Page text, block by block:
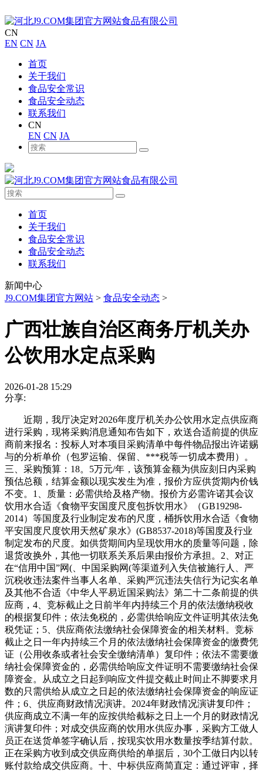
CN
EN CN JA
首页
关于我们
食品安全常识
食品安全动态
联系我们
CN
EN CN JA
首页
关于我们
食品安全常识
食品安全动态
联系我们
新闻中心
J9.COM集团官方网站 > 食品安全动态 >
广西壮族自治区商务厅机关办
公饮用水定点采购
2026-01-28 15:29
分享:
近期，我厅决定对2026年度厅机关办公饮用水定点供应商
进行采购，现将采购消息通知布告如下，欢送合适前提的供应
商前来报名：投标人对本项目采购清单中每件物品报出许诺赐
与的分析单价（包罗运输、保留、***税等一切成本费用）。
三、采购预算：18。5万元/年，该预算金额为供应刻日内采购
预估总额，结算金额以现实发生为准，报价方应供货期内价钱
不变。1、质量：必需供给及格产物。报价方必需许诺其会议
饮用水合适《食物平安国度尺度包拆饮用水》（GB19298-
2014）等国度及行业制定发布的尺度，桶拆饮用水合适《食物
平安国度尺度饮用天然矿泉水》(GB8537-2018)等国度及行业
制定发布的尺度。如供货期间内呈现饮用水的质量等问题，除
退货改换外，其他一切联系关系后果由报价方承担。2、对正
在“信用中国”网(、中国采购网(等渠道列入失信被施行人、严
沉税收违法案件当事人名单、采购严沉违法失信行为记实名单
及其他不合适《中华人平易近国采购法》第二十二条前提的供
应商，4、竞标截止之日前半年内持续三个月的依法缴纳税收
的根据复印件；依法免税的，必需供给响应文件证明其依法免
税凭证；5、供应商依法缴纳社会保障资金的相关材料。竞标
截止之日一年内持续三个月的依法缴纳社会保障资金的缴费凭
证（公用收条或者社会安全缴纳清单）复印件；依法不需要缴
纳社会保障资金的，必需供给响应文件证明不需要缴纳社会保
障资金。从成立之日起到响应文件提交截止时间止不脚要求月
数的只需供给从成立之日起的依法缴纳社会保障资金的响应证
件；6、供应商财政情况演讲。2024年财政情况演讲复印件；
供应商成立不满一年的应按供给截标之日上一个月的财政情况
演讲复印件；对成交供应商的饮用水供应办事，采购方工做人
员正在送货单签字确认后，按现实饮用水数量按季结算付款。
正在采购方收到成交供应商供给的单据后，30个工做日内以转
账付款给成交供应商。十、中标供应商简直定：通过评审，择